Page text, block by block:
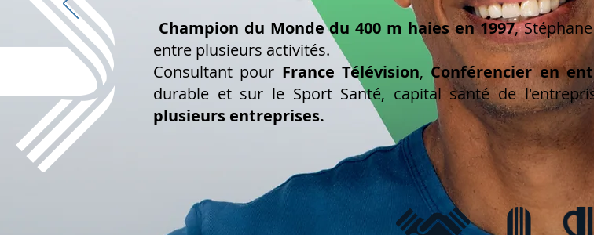
Champion du Monde du 400 m haies en 1997,
entre plusieurs activités.
Consultant pour France Télévision, Conférencier en
durable et sur le Sport Santé, capital santé de
plusieurs entreprises.